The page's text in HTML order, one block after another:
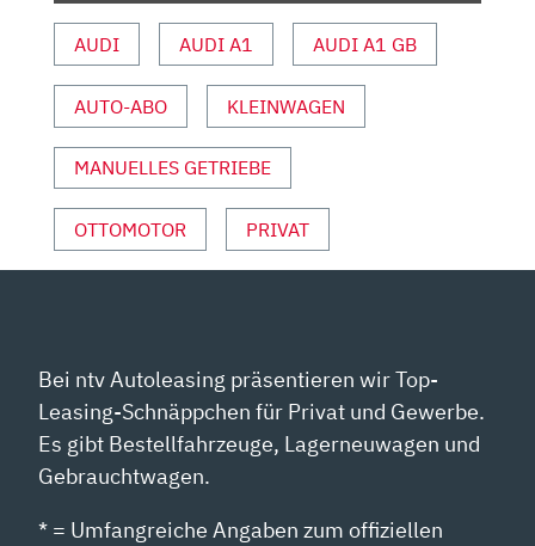
VON
YOUTUBE
AUDI AUDI A1 AUDI A1 GB
AUTO-ABO KLEINWAGEN
MANUELLES GETRIEBE
OTTOMOTOR PRIVAT
Bei ntv Autoleasing präsentieren wir Top-
Leasing-Schnäppchen für Privat und Gewerbe.
Es gibt Bestellfahrzeuge, Lagerneuwagen und
Gebrauchtwagen.
* = Umfangreiche Angaben zum offiziellen